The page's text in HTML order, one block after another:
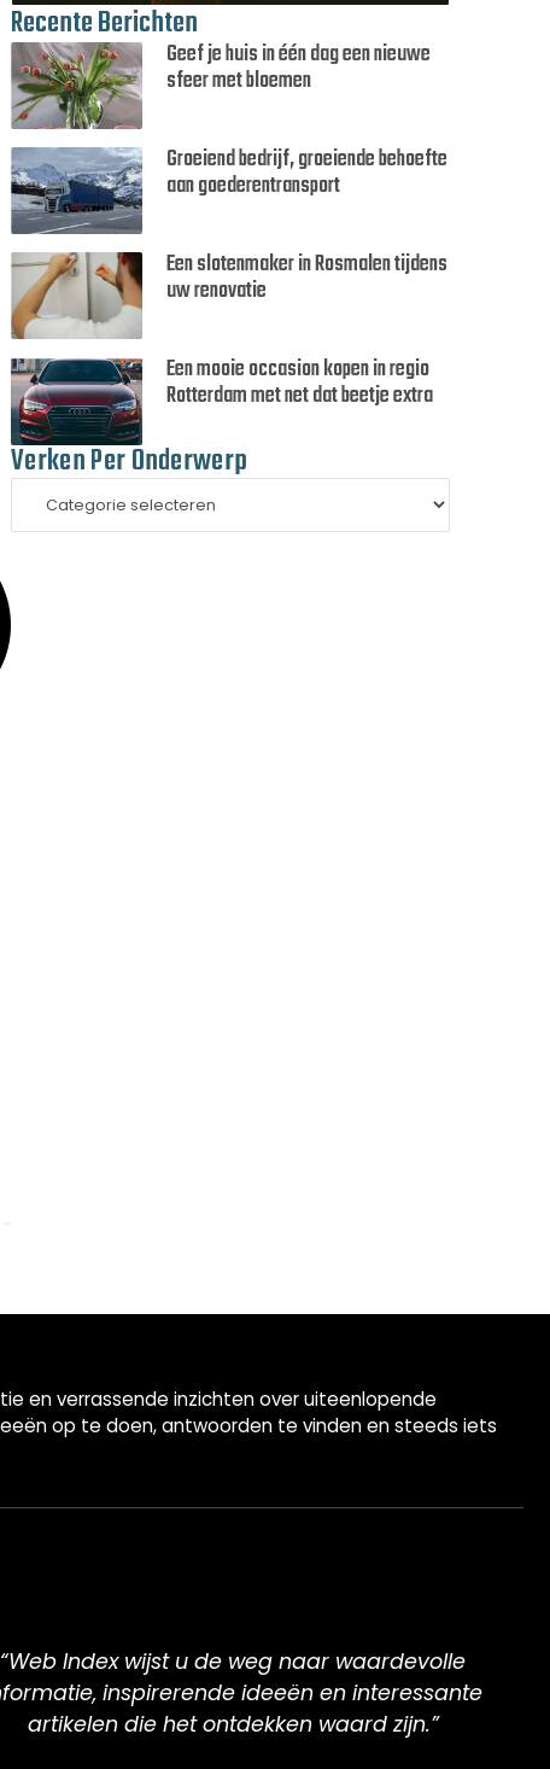
Recente Berichten
Geef je huis in één dag een nieuwe
sfeer met bloemen
Groeiend bedrijf, groeiende behoefte
aan goederentransport
Een slotenmaker in Rosmalen tijdens
uw renovatie
Een mooie occasion kopen in regio
Rotterdam met net dat beetje extra
Verken Per Onderwerp
en verrassende inzichten over uiteenlopende
op te doen, antwoorden te vinden en steeds iets
“Web Index wijst u de weg naar waardevolle
inspirerende ideeën en interessante
artikelen die het ontdekken waard zijn.”